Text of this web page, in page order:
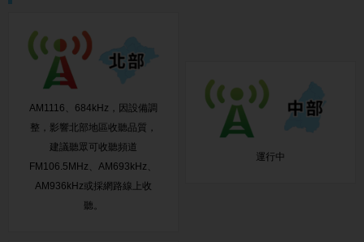
AM1116、684kHz，因設備調
整，影響北部地區收聽品質，
建議聽眾可收聽頻道
FM106.5MHz、AM693kHz、
AM936kHz或採網路線上收
聽。
運行中